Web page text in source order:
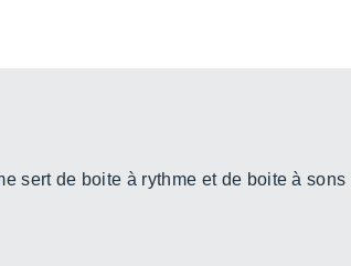
sert de boite à rythme et de boite à sons